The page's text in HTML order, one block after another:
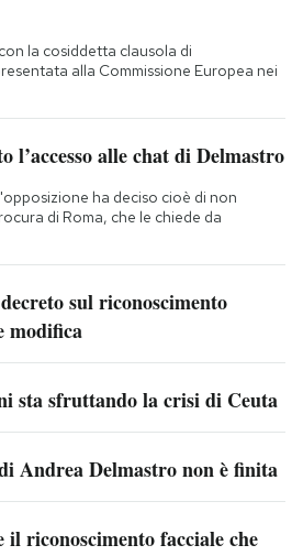
la cosiddetta clausola di
alla Commissione Europea nei
l’accesso alle chat di Delmastro
ha deciso cioè di non
di Roma, che le chiede da
sul riconoscimento
modifica
sta sfruttando la crisi di Ceuta
Andrea Delmastro non è finita
il riconoscimento facciale che